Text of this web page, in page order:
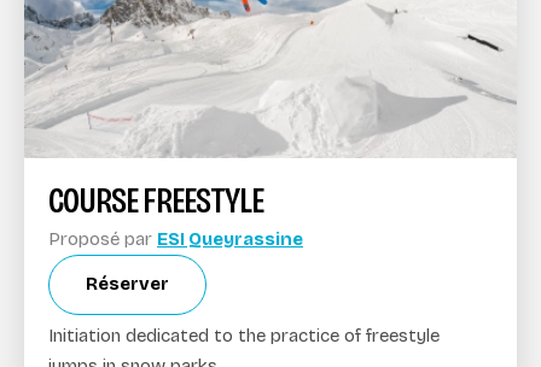
COURSE FREESTYLE
Proposé par ESI Queyrassine
Réserver
Initiation dedicated to the practice of freestyle